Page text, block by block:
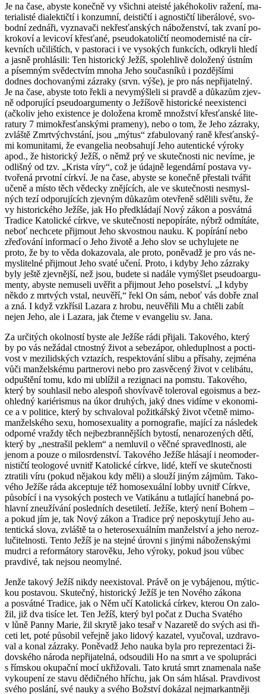
Je na čase, abys­te ko­neč­ně vy všich­ni ate­is­té ja­ké­ho­ko­liv ra­že­ní, ma­
te­ri­a­lis­té di­a­lek­tič­tí i kon­zum­ní, de­is­tič­tí i agnos­tič­tí li­be­rá­lo­vé, svo­
bod­ní zed­ná­ři, vy­zna­va­či ne­křes­ťan­ských ná­bo­žen­ství, tak zvaní po­
kro­ko­ví a le­vi­co­ví křes­ťa­né, pseu­do­ka­to­lič­tí ne­o­mo­der­nis­té na cír­
kev­ních uči­liš­tích, v pas­to­ra­ci i ve vy­so­kých funk­cích, od­kry­li hledí
a jasně pro­hlá­si­li: Ten his­to­ric­ký Ježíš, spo­leh­li­vě do­lo­že­ný úst­ním
a pí­sem­ným svě­dec­tvím mnoha Jeho sou­čas­ní­ků i poz­děj­ší­mi
dodnes do­cho­va­ný­mi zá­zra­ky (srvn. výše), je pro nás ne­při­ja­tel­ný.
Je na čase, abys­te toto řekli a ne­vy­mýš­le­li si prav­dě a dů­ka­zům zjev­
ně od­po­ru­jí­cí pseu­do­ar­gu­men­ty o Je­ží­šo­vě his­to­ric­ké ne­e­xis­ten­ci
(ač­ko­liv jeho exis­ten­ce je do­lo­že­na kromě množ­ství křes­ťan­ské li­te­
ra­tu­ry 7 mi­mokřes­ťan­ský­mi pra­me­ny), nebo o tom, že Jeho zá­zra­ky,
zvláš­tě Zmrtvýchvstá­ní, jsou „mýtus“ zfa­bu­lo­va­ný raně křes­ťan­ský­
mi ko­mu­ni­ta­mi, že evan­ge­lia ne­ob­sa­hu­jí Jeho au­ten­tic­ké vý­ro­ky
apod., že his­to­ric­ký Ježíš, o němž prý ve sku­teč­nos­ti nic ne­ví­me, je
od­liš­ný od tzv. „Kris­ta víry“, což je údaj­ně le­gen­dár­ní po­sta­va vy­
tvo­ře­ná pr­vot­ní církví. Je na čase, abys­te se ko­neč­ně pře­sta­li tvá­řit
učeně a místo těch vě­dec­ky zně­jí­cích, ale ve sku­teč­nos­ti ne­smy­sl­
ných tezí od­po­ru­jí­cích zjev­ným dů­ka­zům ote­vře­ně sdě­li­li světu, že
vy his­to­ric­ké­ho Je­ží­še, jak Ho před­klá­da­jí Nový zákon a po­svát­ná
Tra­di­ce Ka­to­lic­ké církve, ve sku­teč­nos­ti ne­po­pí­rá­te, nýbrž od­mí­tá­te,
neboť ne­chce­te při­jmout Jeho skvost­nou nauku. K po­pí­rá­ní nebo
zře­ďo­vá­ní in­for­ma­cí o Jeho ži­vo­tě a Jeho slov se uchy­lu­je­te ne
proto, že by to věda do­ka­zo­va­la, ale proto, po­ně­vadž je pro vás ne­
mys­li­tel­né při­jmout Jeho svaté učení. Proto, i kdyby Jeho zá­zra­ky
byly ještě zjev­něj­ší, než jsou, bu­de­te si na­dá­le vy­mýš­let pseu­do­ar­gu­
men­ty, abys­te ne­mu­se­li uvě­řit a při­jmout Jeho po­sel­ství. „I kdyby
někdo z mrtvých vstal, ne­u­vě­ří,“ řekl On sám, neboť vás dobře znal
a zná. I když vzkří­sil La­za­ra z hrobu, ne­u­vě­ři­li Mu a chtě­li zabít
nejen Jeho, ale i La­za­ra, jak čteme v evan­ge­liu sv. Jana.
Za ur­či­tých okol­nos­tí byste ale Je­ží­še rádi při­ja­li. Ta­ko­vé­ho, který
by po vás ne­žá­dal ctnost­ný život a se­be­z­á­por, ohle­du­pl­nost a po­cti­
vost v me­zi­lid­ských vzta­zích, re­spek­to­vá­ní slibu a pří­sa­hy, zejmé­na
vůči man­žel­ské­mu part­ne­ro­vi nebo pro za­svě­ce­ný život v ce­li­bá­tu,
od­puš­tě­ní tomu, kdo mi ublí­žil a re­zig­na­ci na po­mstu. Ta­ko­vé­ho,
který by sou­hla­sil nebo ale­spoň sho­ví­va­vě to­le­ro­val ego­is­mus a bez­
o­hled­ný ka­ri­é­ris­mus na úkor dru­hých, jaký dnes vi­dí­me v eko­no­mi­
ce a v po­li­ti­ce, který by schva­lo­val po­žit­kář­ský život včet­ně mi­mo­
man­žel­ské­ho sexu, ho­mose­xu­a­li­ty a por­no­gra­fie, ma­jí­cí za ná­sle­dek
od­por­né vraž­dy těch nej­bez­bran­něj­ších by­tos­tí, ne­na­ro­ze­ných dětí,
který by „ne­stra­šil peklem“ a ne­mlu­vil o věčné spra­ve­dl­nos­ti, ale
jenom a pouze o mi­lo­sr­den­ství. Ta­ko­vé­ho Je­ží­še hlá­sa­jí i ne­o­mo­der­
nis­tič­tí te­o­lo­go­vé uvnitř Ka­to­lic­ké církve, lidé, kteří ve sku­teč­nos­ti
ztra­ti­li víru (pokud ně­ja­kou kdy měli) a slou­ží jiným zá­jmům. Ta­ko­
vé­ho Je­ží­še ráda ak­cep­tu­je též ho­mose­xu­ál­ní lobby uvnitř Církve,
pů­so­bí­cí i na vy­so­kých postech ve Va­ti­ká­nu a tutla­jí­cí ha­neb­ná po­
hlav­ní zne­u­ží­vá­ní po­sled­ních de­se­ti­le­tí. Je­ží­še, který není Bohem –
a pokud jím je, tak Nový zákon a Tra­di­ce prý ne­po­sky­tu­jí Jeho au­
ten­tic­ká slova, zvláš­tě ta o he­te­ro­se­xu­ál­ním man­žel­ství a jeho ne­roz­
lu­či­tel­nos­ti. Tento Ježíš je na stej­né úrov­ni s ji­ný­mi ná­bo­žen­ský­mi
mudr­ci a re­for­má­to­ry sta­ro­vě­ku, Jeho vý­ro­ky, pokud jsou vůbec
prav­di­vé, tak nejsou ne­o­myl­né.
Jenže ta­ko­vý Ježíš nikdy ne­e­xis­to­val. Právě on je vy­bá­je­nou, mý­tic­
kou po­sta­vou. Sku­teč­ný, his­to­ric­ký Ježíš je ten No­vé­ho zá­ko­na
a po­svát­né Tra­di­ce, jak o Něm učí Ka­to­lic­ká cír­kev, kte­rou On za­lo­
žil, již dva ti­sí­ce let. Ten Ježíš, který byl počat z Ducha Sva­té­ho
v lůně Panny Marie, žil skry­tě jako tesař v Na­za­re­tě do svých asi tři­
ce­ti let, poté pů­so­bil ve­řej­ně jako li­do­vý ka­za­tel, vy­u­čo­val, uzdra­vo­
val a konal zá­zra­ky. Po­ně­vadž Jeho nauka byla pro re­pre­zen­ta­ci ži­
dov­ské­ho ná­ro­da ne­při­ja­tel­ná, od­sou­di­li Ho na smrt a ve spo­lu­prá­ci
s řím­skou oku­pač­ní mocí ukři­žo­va­li. Tato krutá smrt zna­me­na­la naše
vy­kou­pe­ní ze stavu dě­dič­né­ho hří­chu, jak On sám hlá­sal. Prav­di­vost
svého po­slá­ní, své nauky a svého Bož­ství do­ká­zal nej­mar­kant­ně­ji